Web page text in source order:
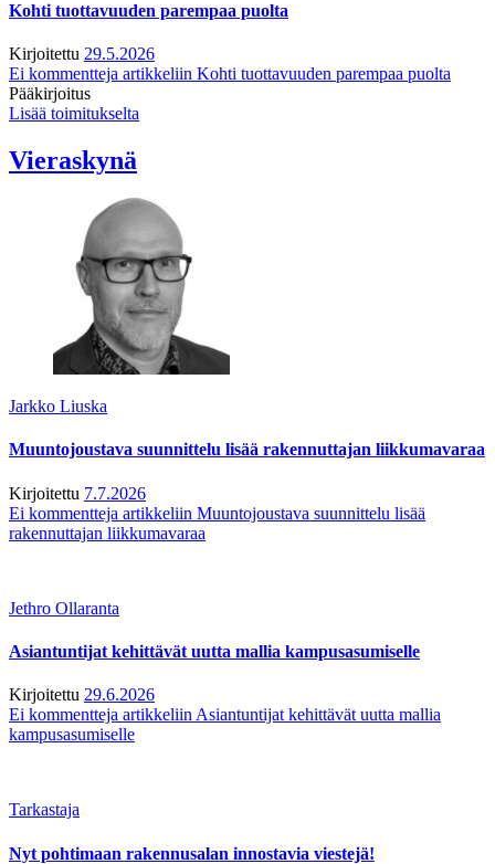
Kohti tuottavuuden parempaa puolta
Kirjoitettu 29.5.2026
Ei kommentteja artikkeliin Kohti tuottavuuden parempaa puolta
Pääkirjoitus
Lisää toimitukselta
Vieraskynä
Jarkko Liuska
Muuntojoustava suunnittelu lisää rakennuttajan liikkumavaraa
Kirjoitettu 7.7.2026
Ei kommentteja artikkeliin Muuntojoustava suunnittelu lisää
rakennuttajan liikkumavaraa
Jethro Ollaranta
Asiantuntijat kehittävät uutta mallia kampusasumiselle
Kirjoitettu 29.6.2026
Ei kommentteja artikkeliin Asiantuntijat kehittävät uutta mallia
kampusasumiselle
Tarkastaja
Nyt pohtimaan rakennusalan innostavia viestejä!